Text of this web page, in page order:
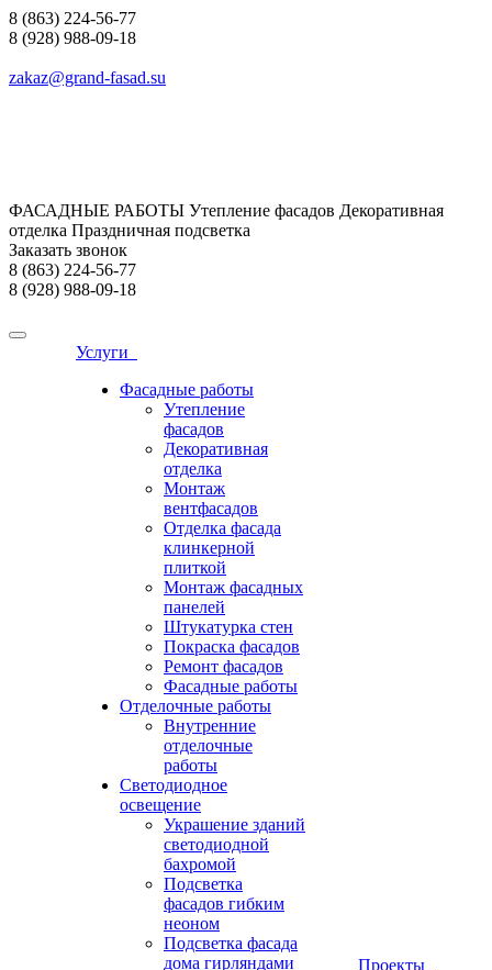
8 (863) 224-56-77
8 (928) 988-09-18
zakaz@grand-fasad.su
ФАСАДНЫЕ РАБОТЫ Утепление фасадов Декоративная
отделка Праздничная подсветка
Заказать звонок
8 (863) 224-56-77
8 (928) 988-09-18
Услуги
Фасадные работы
Утепление
фасадов
Декоративная
отделка
Монтаж
вентфасадов
Отделка фасада
клинкерной
плиткой
Монтаж фасадных
панелей
Штукатурка стен
Покраска фасадов
Ремонт фасадов
Фасадные работы
Отделочные работы
Внутренние
отделочные
работы
Светодиодное
освещение
Украшение зданий
светодиодной
бахромой
Подсветка
фасадов гибким
неоном
Подсветка фасада
дома гирляндами
Проекты